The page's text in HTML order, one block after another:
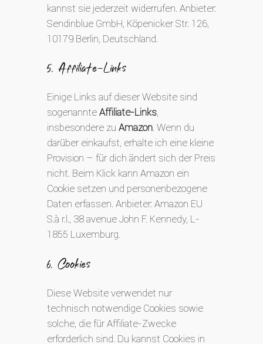
kannst sie jederzeit widerrufen. Anbieter:
Sendinblue GmbH, Köpenicker Str. 126,
10179 Berlin, Deutschland.
5. Affiliate-Links
Einige Links auf dieser Website sind
sogenannteAffiliate-Links,
insbesondere zu Amazon. Wenn du
darüber einkaufst, erhalte ich eine kleine
Provision – für dich ändert sich der Preis
nicht. Beim Klick kann Amazon ein
Cookie setzen und personenbezogene
Daten erfassen. Anbieter: Amazon EU
S.à r.l., 38 avenue John F. Kennedy, L-
1855 Luxemburg.
6. Cookies
Diese Website verwendet nur
technisch notwendige Cookies sowie
solche, die für Affiliate-Zwecke
erforderlich sind. Du kannst Cookies in